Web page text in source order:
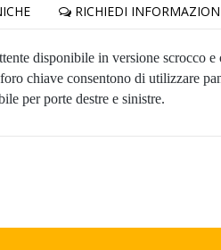
RICHIEDI
disponibile in versione scrocco
chiave consentono di utilizzare
per porte destre e sinistre.